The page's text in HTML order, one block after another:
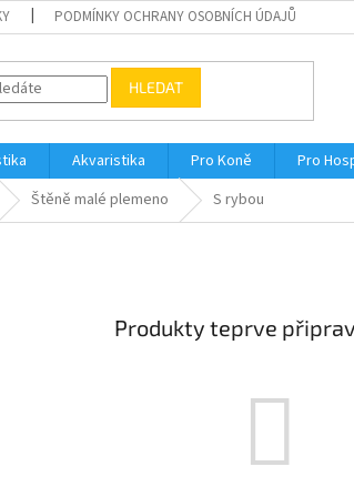
PODMÍNKY OCHRANY OSOBNÍCH ÚDAJŮ
HLEDAT
Akvaristika Pro Koně Pro
Štěně malé plemeno S rybou
Produkty teprve